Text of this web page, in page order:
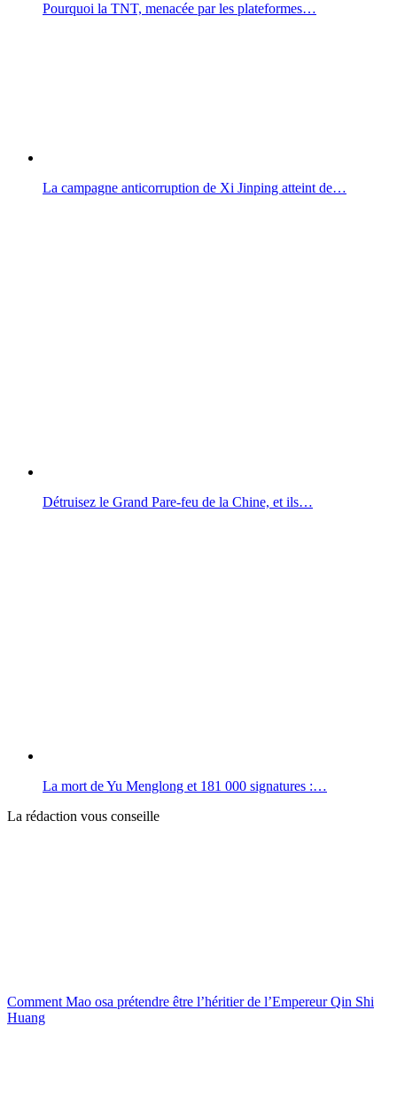
Pourquoi la TNT, menacée par les plateformes…
La campagne anticorruption de Xi Jinping atteint de…
Détruisez le Grand Pare-feu de la Chine, et ils…
La mort de Yu Menglong et 181 000 signatures :…
La rédaction vous conseille
Comment Mao osa prétendre être l’héritier de l’Empereur Qin Shi
Huang